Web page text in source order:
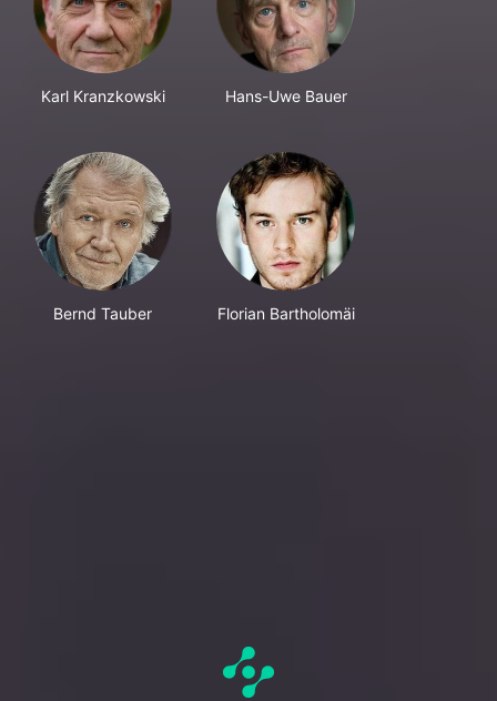
Karl Kranzkowski Hans-Uwe Bauer
Bernd Tauber Florian Bartholomäi